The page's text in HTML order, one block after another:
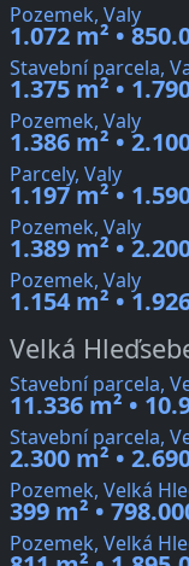
Pozemek, Valy
1.072 m² •
Stavební parcela,
1.375 m² •
Pozemek, Valy
1.386 m² •
Parcely, Valy
1.197 m² •
Pozemek, Valy
1.389 m² •
Pozemek, Valy
1.154 m² •
Velká
Stavební parcela,
11.336 m² •
Stavební parcela,
2.300 m² •
Pozemek, Velká
399 m² •
Pozemek, Velká